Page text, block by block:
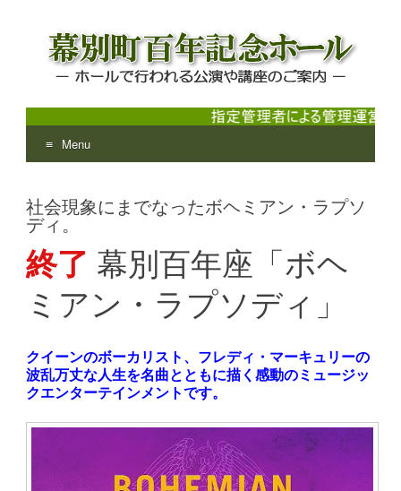
幕別町百年記念ホール
ホールで行われる公演や講座のご案内
Menu
to
content
社会現象にまでなったボヘミアン・ラプソ
ディ。
終了 幕別百年座「ボヘ
ミアン・ラプソディ」
クイーンのボーカリスト、フレディ・マーキュリーの
波乱万丈な人生を名曲とともに描く感動のミュージッ
クエンターテインメントです。